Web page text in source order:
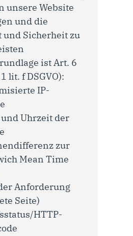
unsere Website
und die
und Sicherheit zu
ist Art. 6
lit. f DSGVO):
IP-
Uhrzeit der
zur
Mean Time
Anforderung
Seite)
HTTP-